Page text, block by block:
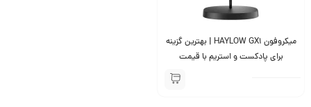
میکروفون HAYLOW GX1 | بهترین گزینه
برای پادکست و استریم با قیمت